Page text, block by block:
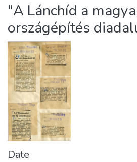
About us
"A Lánchíd a
országépítés
Date